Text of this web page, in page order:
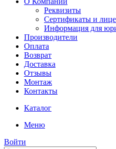
Реквизиты
Сертификаты и
Информация для
Производители
Оплата
Возврат
Доставка
Отзывы
Монтаж
Контакты
Каталог
Меню
Войти